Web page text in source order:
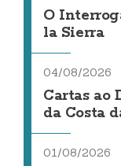
O
la Sierra
04/08/2026
Cartas ao
da Costa
01/08/2026